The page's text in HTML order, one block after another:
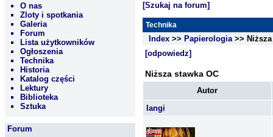
O nas
Zloty i spotkania
Galeria
Forum
Lista użytkowników
Ogłoszenia
Technika
Historia
Katalog części
Lektury
Biblioteka
Sztuka
Forum
[Szukaj na forum]
Technika
Index >> Papierologia>> Niższa
[odpowiedz]
Niższa stawka OC
Autor
langi